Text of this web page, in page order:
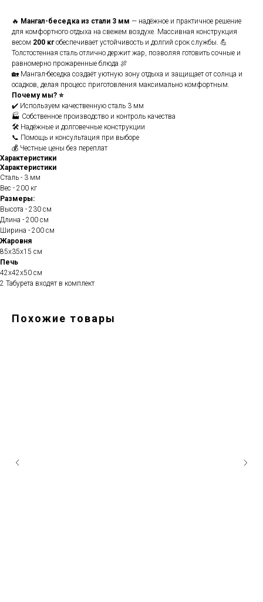
🔥 Мангал-беседка из стали 3 мм — надёжное и практичное решение
для комфортного отдыха на свежем воздухе. Массивная конструкция
весом 200 кгобеспечивает устойчивость и долгий срок службы. 💪
Толстостенная сталь отлично держит жар, позволяя готовить сочные и
равномерно прожаренные блюда 🍖
🏡 Мангал-беседка создаёт уютную зону отдыха и защищает от солнца и
осадков, делая процесс приготовления максимально комфортным.
Почему мы? ⭐
✔️ Используем качественную сталь 3 мм
🏭 Собственное производство и контроль качества
🛠️ Надёжные и долговечные конструкции
📞 Помощь и консультация при выборе
💰 Честные цены без переплат
Характеристики
Характеристики
Сталь - 3 мм
Вес - 200 кг
Размеры:
Высота - 230 см
Длина - 200 см
Ширина - 200 см
Жаровня
85х35х15 см
Печь
42х42х50 см
2 Табурета входят в комплект
Похожие товары